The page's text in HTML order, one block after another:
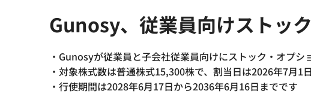
Gunosy、従業員向けストッ
・Gunosyが従業員と子会社従業員向けにストック・オプシ
・対象株式数は普通株式15,300株で、割当日は2026年7月1
・行使期間は2028年6月17日から2036年6月16日までです